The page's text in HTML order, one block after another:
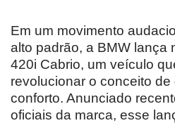
Em um movimento
alto padrão, a BMW lança
420i Cabrio, um veículo
revolucionar o conceito de
conforto. Anunciado
oficiais da marca, esse